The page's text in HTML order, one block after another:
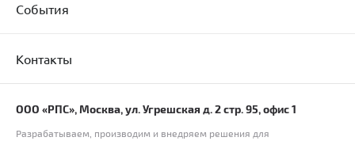
События
Контакты
ООО «РПС», Москва, ул. Угрешская д. 2 стр. 95, офис 1
Разрабатываем, производим и внедряем решения для